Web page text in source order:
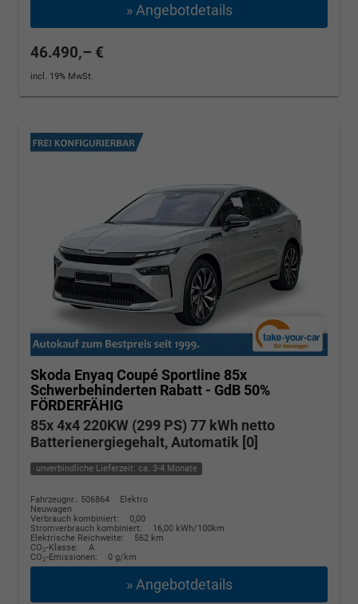
» Angebotdetails
46.490,– €
incl. 19% MwSt.
Skoda Enyaq CoupéSportline 85x
Schwerbehinderten Rabatt - GdB 50%
FÖRDERFÄHIG
85x 4x4 220KW (299 PS) 77 kWh netto
Batterienergiegehalt, Automatik [0]
unverbindliche Lieferzeit: ca. 3-4 Monate
Fahrzeugnr.: 506864
Elektro
Neuwagen
Verbrauch kombiniert:
0,00
Stromverbrauch kombiniert:
16,00 kWh/100km
Elektrische Reichweite:
562 km
CO2-Klasse:
A
CO2-Emissionen: 0 g/km
» Angebotdetails